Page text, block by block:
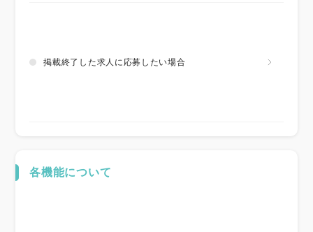
掲載終了した求人に応募したい場合
各機能について